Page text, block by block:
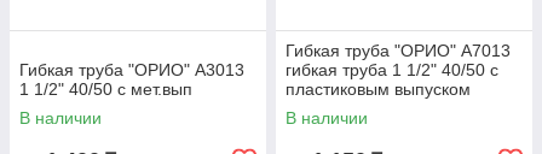
Гибкая труба "ОРИО" А3013
1 1/2" 40/50 с мет.вып
В наличии
Гибкая труба "ОРИО" А7013
гибкая труба 1 1/2" 40/50 с
пластиковым выпуском
В наличии